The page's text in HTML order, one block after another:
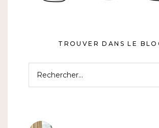
TROUVER DANS LE